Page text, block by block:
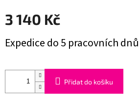
3 140 Kč
cena:
Expedice do 5 pracovních dnů
Přidat do košíku